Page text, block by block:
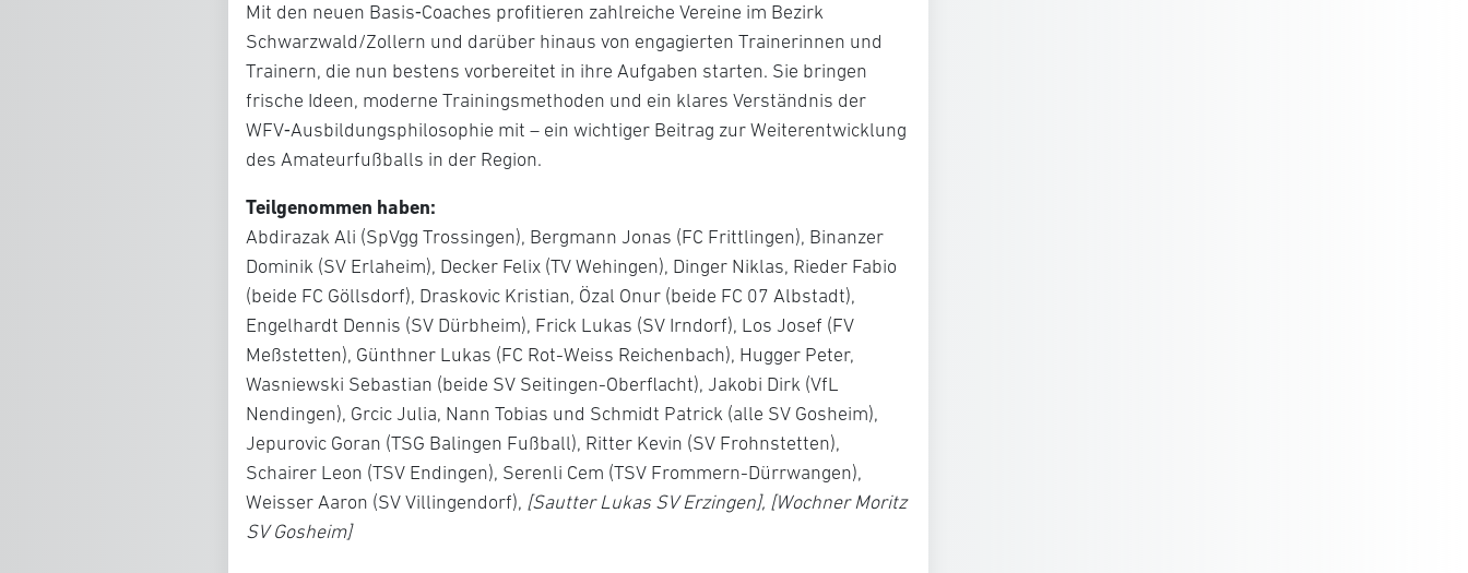
Mit den neuen Basis‑Coaches profitieren zahlreiche Vereine im Bezirk
Schwarzwald/Zollern und darüber hinaus von engagierten Trainerinnen und
Trainern, die nun bestens vorbereitet in ihre Aufgaben starten. Sie bringen
frische Ideen, moderne Trainingsmethoden und ein klares Verständnis der
WFV‑Ausbildungsphilosophie mit – ein wichtiger Beitrag zur Weiterentwicklung
des Amateurfußballs in der Region.
Teilgenommen haben:
Abdirazak Ali (SpVgg Trossingen), Bergmann Jonas (FC Frittlingen), Binanzer
Dominik (SV Erlaheim), Decker Felix (TV Wehingen), Dinger Niklas, Rieder Fabio
(beide FC Göllsdorf), Draskovic Kristian, Özal Onur (beide FC 07 Albstadt),
Engelhardt Dennis (SV Dürbheim), Frick Lukas (SV Irndorf), Los Josef (FV
Meßstetten), Günthner Lukas (FC Rot-Weiss Reichenbach), Hugger Peter,
Wasniewski Sebastian (beide SV Seitingen-Oberflacht), Jakobi Dirk (VfL
Nendingen), Grcic Julia, Nann Tobias und Schmidt Patrick (alle SV Gosheim),
Jepurovic Goran (TSG Balingen Fußball), Ritter Kevin (SV Frohnstetten),
Schairer Leon (TSV Endingen), Serenli Cem (TSV Frommern-Dürrwangen),
Weisser Aaron (SV Villingendorf), [Sautter Lukas SV Erzingen], [Wochner Moritz
SV Gosheim]